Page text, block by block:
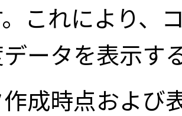
。これにより、
ータを表示す
成時点および